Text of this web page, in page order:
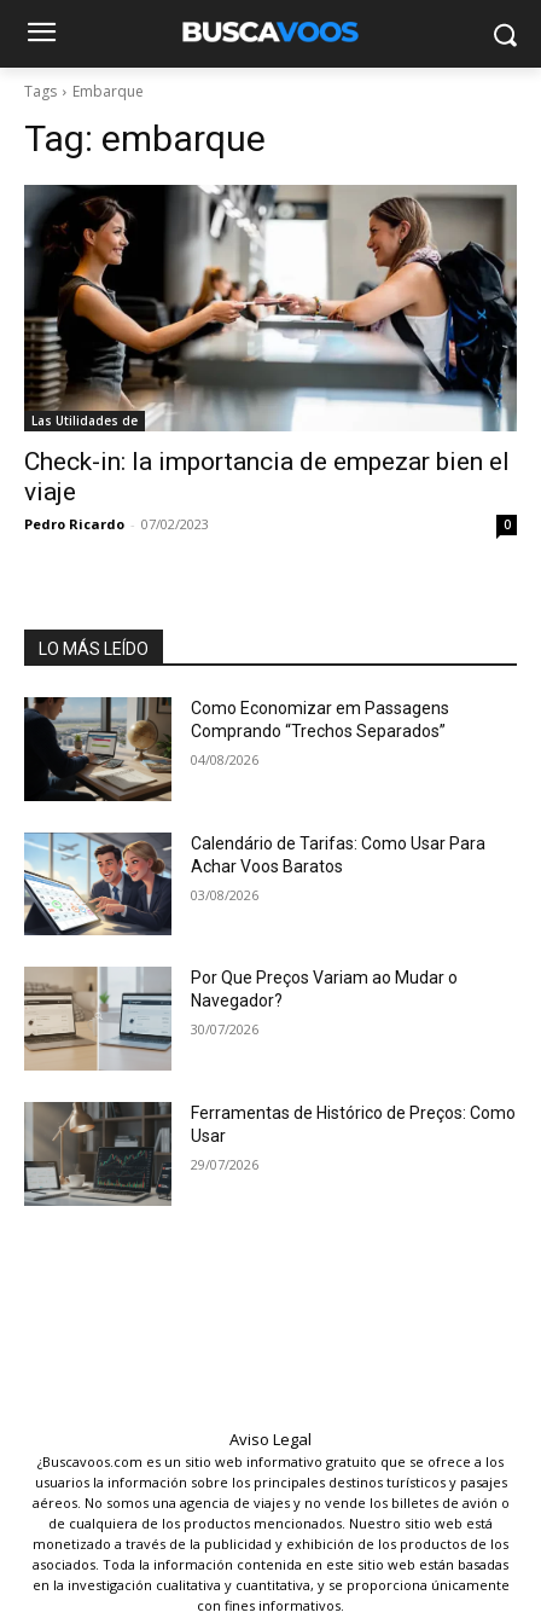
Tags Embarque
Tag: embarque
Las Utilidades de
Check-in: la importancia de empezar bien el
viaje
Pedro Ricardo - 07/02/2023 0
LO MÁS LEÍDO
Como Economizar em Passagens
Comprando “Trechos Separados”
04/08/2026
Calendário de Tarifas: Como Usar Para
Achar Voos Baratos
03/08/2026
Por Que Preços Variam ao Mudar o
Navegador?
30/07/2026
Ferramentas de Histórico de Preços: Como
Usar
29/07/2026
Aviso Legal
¿Buscavoos.com es un sitio web informativo gratuito que se ofrece a los
usuarios la información sobre los principales destinos turísticos y pasajes
aéreos. No somos una agencia de viajes y no vende los billetes de avión o
de cualquiera de los productos mencionados. Nuestro sitio web está
monetizado a través de la publicidad y exhibición de los productos de los
asociados. Toda la información contenida en este sitio web están basadas
en la investigación cualitativa y cuantitativa, y se proporciona únicamente
con fines informativos.